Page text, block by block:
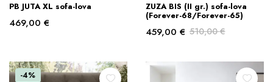
PB JUTA XL sofa-lova
469,00 €
ZUZA BIS (II gr.) sofa-lova
(Forever-68/Forever-65)
510,00€
was:
459,00 €
-4%